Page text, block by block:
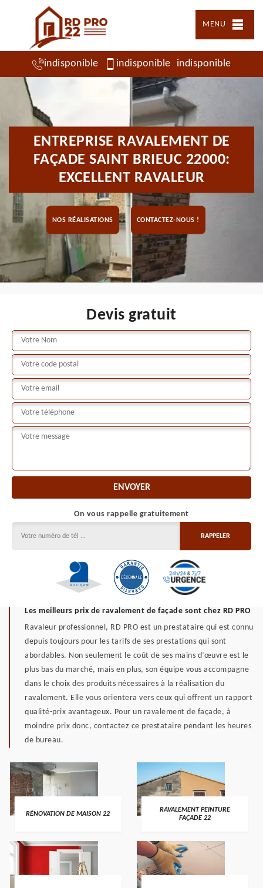
MENU
indisponible indisponible indisponible
ENTREPRISE RAVALEMENT DE
FAÇADE SAINT BRIEUC 22000:
EXCELLENT RAVALEUR
NOS RÉALISATIONS CONTACTEZ-NOUS !
Devis gratuit
On vous rappelle gratuitement
Les meilleurs prix de ravalement de façade sont chez RD PRO
Ravaleur professionnel, RD PRO est un prestataire qui est connu
depuis toujours pour les tarifs de ses prestations qui sont
abordables. Non seulement le coût de ses mains d’œuvre est le
plus bas du marché, mais en plus, son équipe vous accompagne
dans le choix des produits nécessaires à la réalisation du
ravalement. Elle vous orientera vers ceux qui offrent un rapport
qualité-prix avantageux. Pour un ravalement de façade, à
moindre prix donc, contactez ce prestataire pendant les heures
de bureau.
RÉNOVATION DE MAISON 22
RAVALEMENT PEINTURE
FAÇADE 22